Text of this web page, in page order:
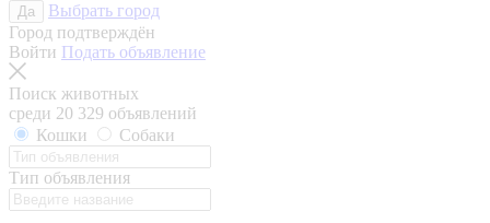
Да
Выбрать город
Город подтверждён
Войти Подать объявление
Поиск животных
среди 20 329 объявлений
Кошки
Собаки
Тип объявления